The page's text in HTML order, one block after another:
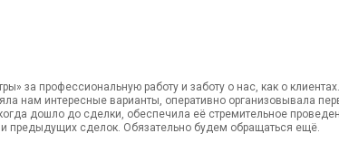
за профессиональную работу и заботу о нас, как о
нам интересные варианты, оперативно организовывала
дошло до сделки, обеспечила её стремительное
предыдущих сделок. Обязательно будем обращаться ещё.